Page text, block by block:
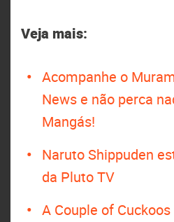
Veja mais:
Acompanhe o
News e não perca
Mangás!
Naruto Shippuden
da Pluto TV
A Couple of